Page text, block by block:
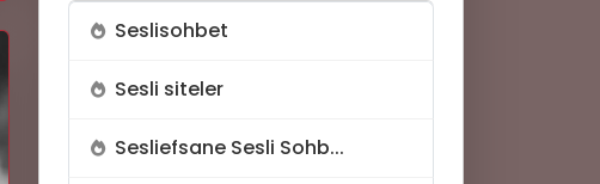
Seslisohbet
Sesli siteler
Sesliefsane Sesli Sohb...